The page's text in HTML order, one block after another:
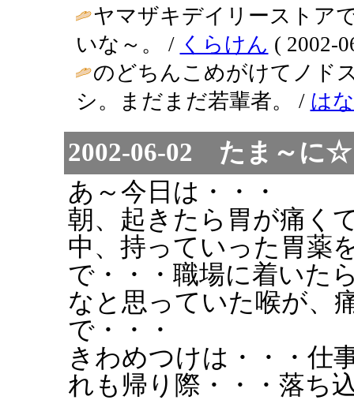
ヤマザキデイリーストア
いな～。 / くらけん ( 2002-
のどちんこめがけてノド
シ。まだまだ若輩者。 / はな
2002-06-02 たま～
あ～今日は・・・
朝、起きたら胃が痛く
中、持っていった胃薬
で・・・職場に着いた
なと思っていた喉が、
で・・・
きわめつけは・・・仕
れも帰り際・・・落ち